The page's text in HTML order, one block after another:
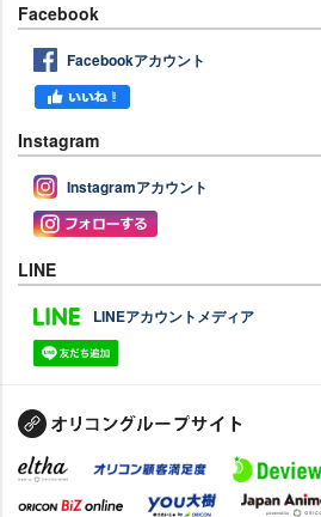
Facebook
Facebookアカウント
Instagram
Instagramアカウント
LINE
LINEアカウントメディア